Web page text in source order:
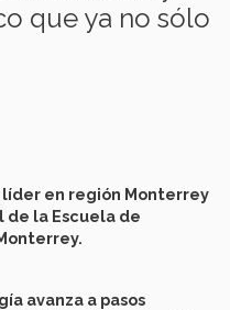
que ya no sólo
en región Monterrey
de la Escuela de
avanza a pasos